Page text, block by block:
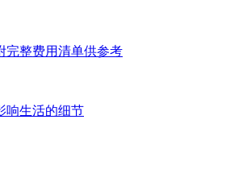
完整费用清单供参考
响生活的细节